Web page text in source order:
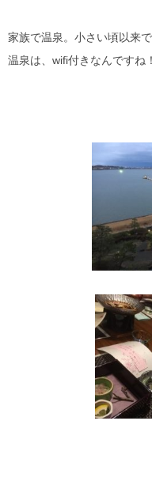
家族で温泉。小さい頃以来
温泉は、wifi付きなんですね！